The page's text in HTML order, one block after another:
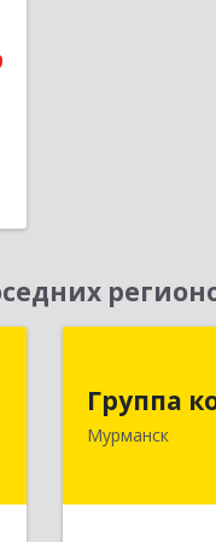
Группа
Мурманск
183010,